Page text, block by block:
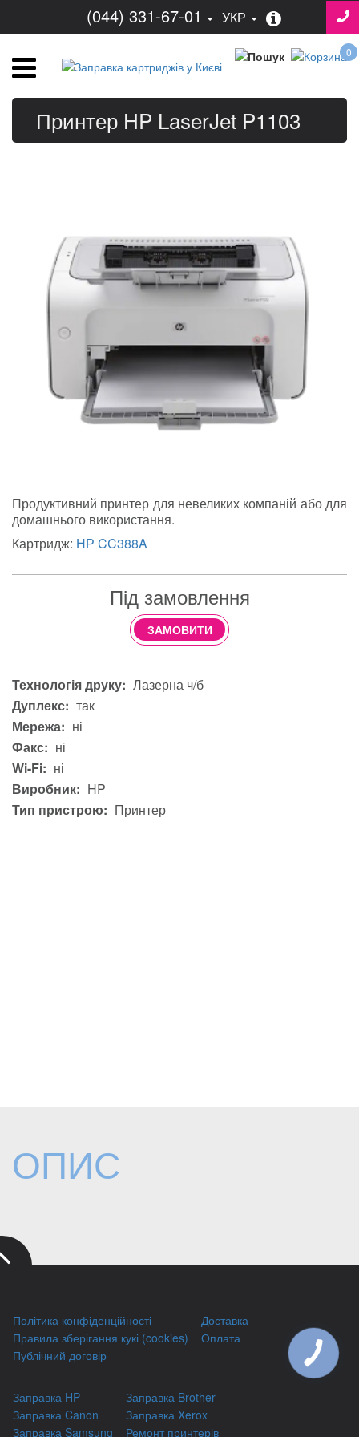
(044) 331-67-01 УКР
0
Принтер HP LaserJet P1103
Продуктивний принтер для невеликих компаній або для
домашнього використання.
Картридж: НР CC388A
Під замовлення
ЗАМОВИТИ
Технологія друку: Лазерна ч/б
Дуплекс: так
Мережа: ні
Факс: ні
Wi-Fi: ні
Виробник: HP
Тип пристрою: Принтер
ОПИС
Політика конфіденційності
Правила зберігання кукі (cookies)
Публічний договір
Доставка
Оплата
Заправка HP
Заправка Canon
Заправка Samsung
Заправка Brother
Заправка Xerox
Ремонт принтерів
КНОПКА
ЗВ'ЯЗКУ